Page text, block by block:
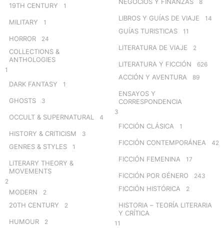
19TH CENTURY 1
MILITARY 1
HORROR 24
COLLECTIONS &
ANTHOLOGIES
1
DARK FANTASY 1
GHOSTS 3
OCCULT & SUPERNATURAL 4
HISTORY & CRITICISM 3
GENRES & STYLES 1
LITERARY THEORY &
MOVEMENTS
2
MODERN 2
20TH CENTURY 2
HUMOUR 2
NEGOCIOS Y FINANZAS 8
LIBROS Y GUÍAS DE VIAJE 14
GUÍAS TURISTICAS 11
LITERATURA DE VIAJE 2
LITERATURA Y FICCIÓN 626
ACCIÓN Y AVENTURA 89
ENSAYOS Y
CORRESPONDENCIA
3
FICCIÓN CLÁSICA 1
FICCIÓN CONTEMPORÁNEA 42
FICCIÓN FEMENINA 17
FICCIÓN POR GÉNERO 243
FICCIÓN HISTÓRICA 2
HISTORIA – TEORÍA LITERARIA
Y CRÍTICA
11